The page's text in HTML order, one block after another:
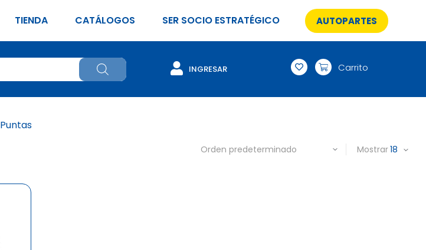
TIENDA CATÁLOGOS SER SOCIO ESTRATÉGICO AUTOPARTES
INGRESAR Carrito
Puntas
Mostrar